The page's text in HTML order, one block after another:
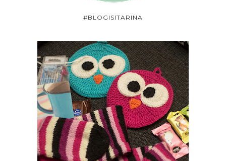
#BLOGISITARINA